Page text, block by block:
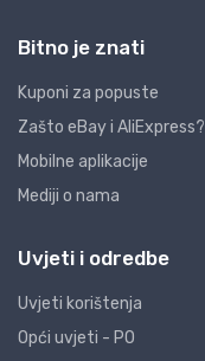
Bitno je znati
Kuponi za popuste
Zašto eBay i AliExpress?
Mobilne aplikacije
Mediji o nama
Uvjeti i odredbe
Uvjeti korištenja
Opći uvjeti - PO